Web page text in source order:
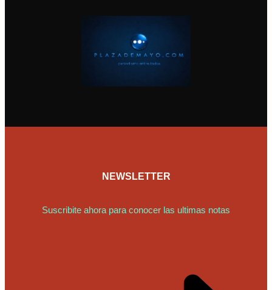
NEWSLETTER
Suscribite ahora para conocer las ultimas notas